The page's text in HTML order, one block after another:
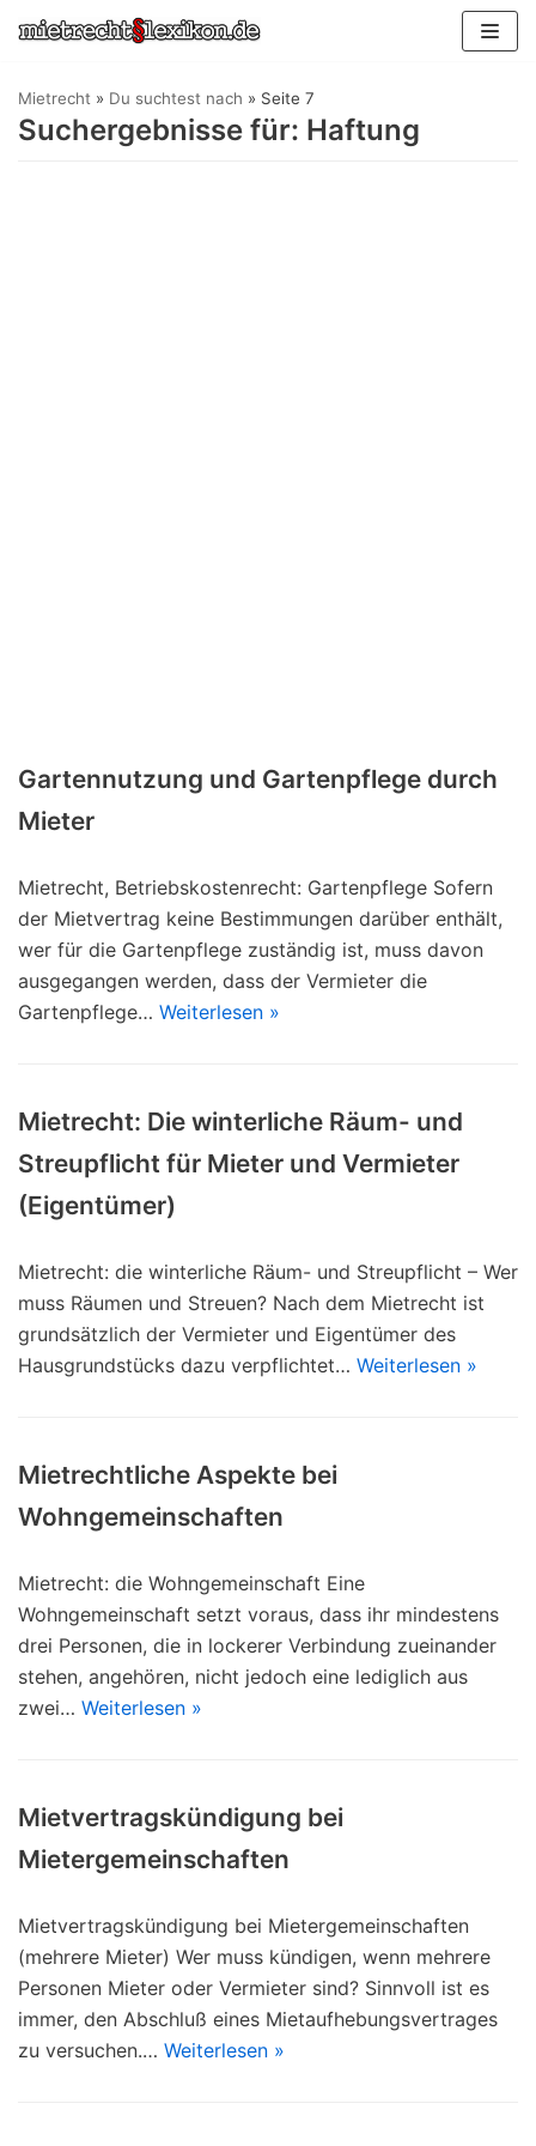
Zum
springen
Mietrecht » Du suchtest nach » Seite 7
Suchergebnisse für: Haftung
Gartennutzung und Gartenpflege durch
Mieter
Mietrecht, Betriebskostenrecht: Gartenpflege Sofern
der Mietvertrag keine Bestimmungen darüber enthält,
wer für die Gartenpflege zuständig ist, muss davon
ausgegangen werden, dass der Vermieter die
Gartenpflege… Weiterlesen »
Mietrecht: Die winterliche Räum- und
Streupflicht für Mieter und Vermieter
(Eigentümer)
Mietrecht: die winterliche Räum- und Streupflicht – Wer
muss Räumen und Streuen? Nach dem Mietrecht ist
grundsätzlich der Vermieter und Eigentümer des
Hausgrundstücks dazu verpflichtet… Weiterlesen »
Mietrechtliche Aspekte bei
Wohngemeinschaften
Mietrecht: die Wohngemeinschaft Eine
Wohngemeinschaft setzt voraus, dass ihr mindestens
drei Personen, die in lockerer Verbindung zueinander
stehen, angehören, nicht jedoch eine lediglich aus
zwei… Weiterlesen »
Mietvertragskündigung bei
Mietergemeinschaften
Mietvertragskündigung bei Mietergemeinschaften
(mehrere Mieter) Wer muss kündigen, wenn mehrere
Personen Mieter oder Vermieter sind? Sinnvoll ist es
immer, den Abschluß eines Mietaufhebungsvertrages
zu versuchen.… Weiterlesen »